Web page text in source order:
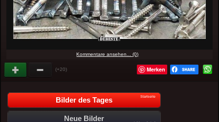
Kommentare ansehen... (0)
(+20) Merken
Bilder des Tages Startseite
Neue Bilder